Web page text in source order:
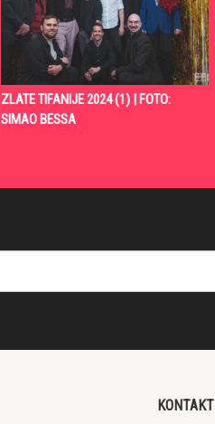
ZLATE TIFANIJE 2024 (1) | FOTO:
SIMAO BESSA
KONTAKT